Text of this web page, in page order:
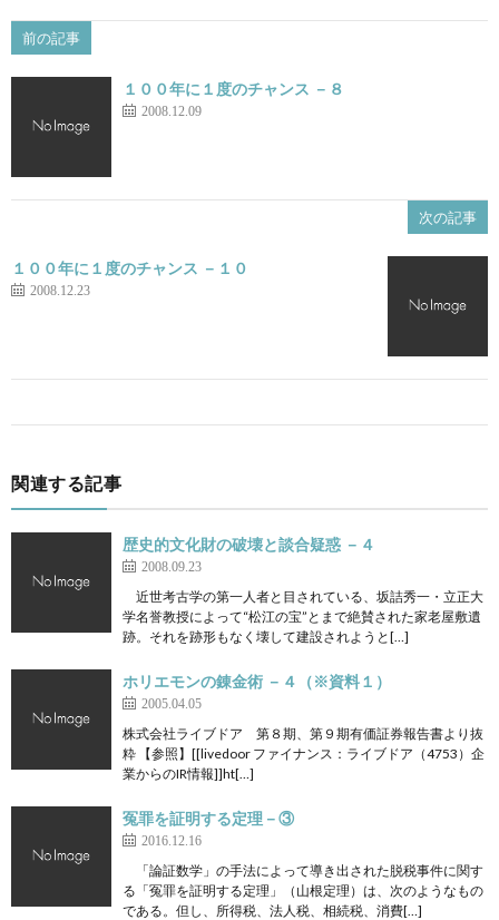
前の記事
１００年に１度のチャンス －８
2008.12.09
次の記事
１００年に１度のチャンス －１０
2008.12.23
関連する記事
歴史的文化財の破壊と談合疑惑 －４
2008.09.23
近世考古学の第一人者と目されている、坂詰秀一・立正大
学名誉教授によって“松江の宝”とまで絶賛された家老屋敷遺
跡。それを跡形もなく壊して建設されようと[…]
ホリエモンの錬金術 －４（※資料１）
2005.04.05
株式会社ライブドア 第８期、第９期有価証券報告書より抜
粋 【参照】[[livedoor ファイナンス：ライブドア（4753）企
業からのIR情報]]ht[…]
冤罪を証明する定理－③
2016.12.16
「論証数学」の手法によって導き出された脱税事件に関す
る「冤罪を証明する定理」（山根定理）は、次のようなもの
である。但し、所得税、法人税、相続税、消費[…]